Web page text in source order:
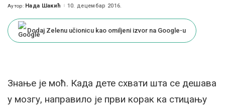
Posted
Аутор: Нада Шакић 10. децембар 2016.
Dodaj Zelenu učionicu kao omiljeni izvor na Google-u
Знање је моћ. Када дете схвати шта се дешава
у мозгу, направило је први корак ка стицању